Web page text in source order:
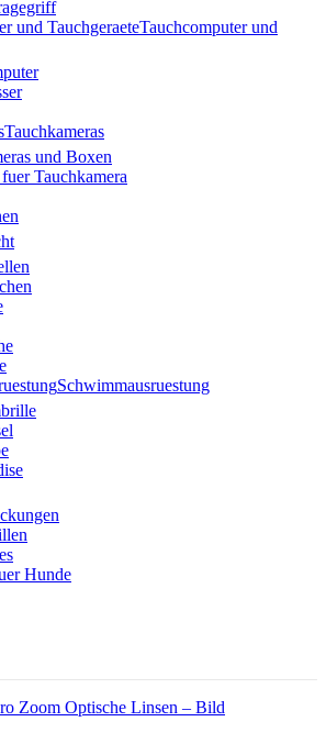
Tauchcomputer und
Tauchkameras
und Boxen
Tauchkamera
Schwimmausruestung
Hunde